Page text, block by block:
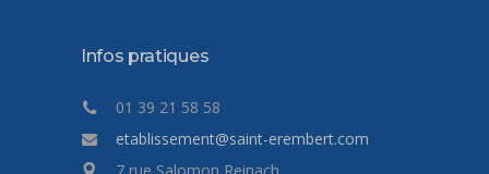
Infos pratiques
01 39 21 58 58
etablissement@saint-erembert.com